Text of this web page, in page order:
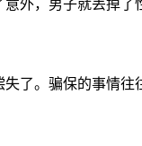
外，男子就丢掉了
了。骗保的事情